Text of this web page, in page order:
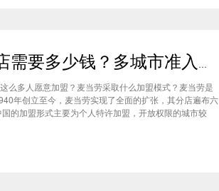
麦当劳加盟店需要多少钱？多城市准入门槛高达200万元
么多人愿意加盟？麦当劳采取什么加盟模式？麦当劳是
年创立至今，麦当劳实现了全面的扩张，其分店遍布六
的加盟形式主要为个人特许加盟，开放权限的城市较
定要参与加盟店的日常经营。麦当劳加盟店需要多